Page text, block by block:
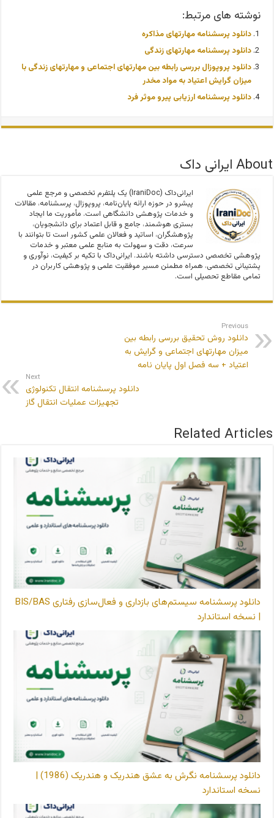
نوشته های مرتبط:
دانلود پرسشنامه مهارتهای مذاکره
دانلود پرسشنامه مهارتهای زندگی
دانلود پروپوزال بررسی رابطه بین مهارتهای اجتماعی و مهارتهای زندگی با
میزان گرایش اعتیاد به مواد مخدر
دانلود پرسشنامه ارزیابی پيرو موثر فرد
About ایرانی داک
ایرانی‌داک (IraniDoc) یک پلتفرم تخصصی و مرجع علمی
پیشرو در حوزه ارائه پایان‌نامه، پروپوزال، پرسشنامه، مقالات
و خدمات پژوهشی دانشگاهی است. مأموریت ما ایجاد
بستری هوشمند، جامع و قابل اعتماد برای دانشجویان،
پژوهشگران، اساتید و فعالان علمی کشور است تا بتوانند با
سرعت، دقت و سهولت به منابع علمی معتبر و خدمات
پژوهشی تخصصی دسترسی داشته باشند. ایرانی‌داک با تکیه بر کیفیت، نوآوری و
پشتیبانی تخصصی، همراه مطمئن مسیر موفقیت علمی و پژوهشی کاربران در
تمامی مقاطع تحصیلی است.
Previous
دانلود روش تحقیق بررسی رابطه بین
میزان مهارتهای اجتماعی و گرایش به
اعتیاد + سه فصل اول پایان نامه
Next
دانلود پرسشنامه انتقال تکنولوژی
تجهیزات عملیات انتقال گاز
Related Articles
دانلود پرسشنامه سیستم‌های بازداری و فعال‌سازی رفتاری BIS/BAS
| نسخه استاندارد
دانلود پرسشنامه نگرش به عشق هندریک و هندریک (1986) |
نسخه استاندارد